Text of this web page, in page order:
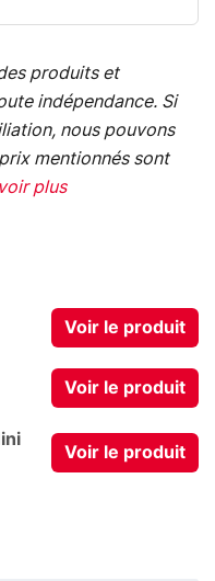
produits et
indépendance. Si
nous pouvons
mentionnés sont
plus
Voir le produit
Voir le produit
Voir le produit